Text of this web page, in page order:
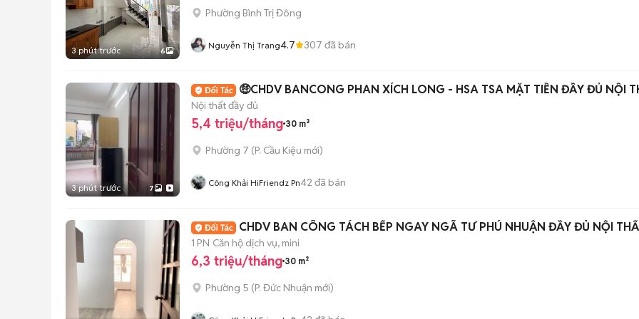
3 phút trước 6
Phường Bình Trị Đông
Nguyễn Thị Trang4.7 307 đã bán
3 phút trước 7
🤑CHDV BANCONG PHAN XÍCH LONG - HSA TSA MẶT TIỀN ĐẦY
Nội thất đầy đủ
5,4 triệu/tháng 30 m²
Phường 7 (P. Cầu Kiệu mới)
Công Khải HiFriendz Pn42 đã bán
CHDV BAN CÔNG TÁCH BẾP NGAY NGÃ TƯ PHÚ NHUẬN ĐẦY ĐỦ NỘI
1 PN Căn hộ dịch vụ, mini
6,3 triệu/tháng 30 m²
Phường 5 (P. Đức Nhuận mới)